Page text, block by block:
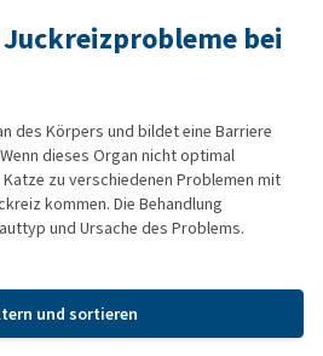
bei
des Körpers und bildet eine Barriere
dieses Organ nicht optimal
zu verschiedenen Problemen mit
kommen. Die Behandlung
und Ursache des Problems.
und sortieren